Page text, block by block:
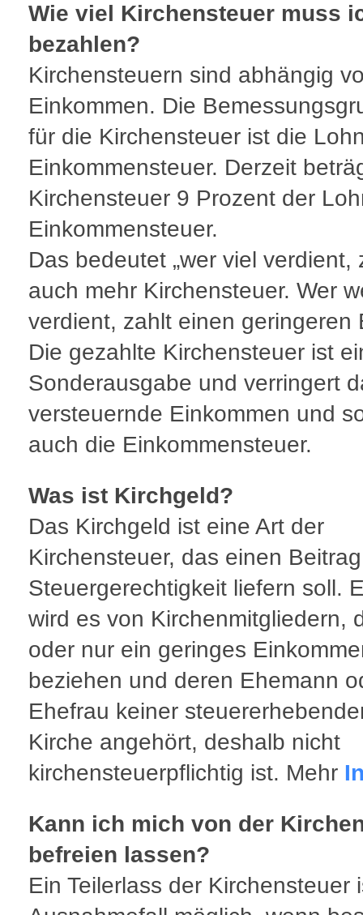
Wie viel Kirchensteuer muss
bezahlen?
Kirchensteuern sind abhängig
Einkommen. Die
für die Kirchensteuer ist die
Einkommensteuer. Derzeit
Kirchensteuer 9 Prozent der
Einkommensteuer.
Das bedeutet „wer viel verdient,
auch mehr Kirchensteuer. Wer
verdient, zahlt einen geringeren
Die gezahlte Kirchensteuer ist
Sonderausgabe und verringert
versteuernde Einkommen und
auch die Einkommensteuer.
Was ist Kirchgeld?
Das Kirchgeld ist eine Art der
Kirchensteuer, das einen
Steuergerechtigkeit liefern soll.
wird es von Kirchenmitgliedern,
oder nur ein geringes
beziehen und deren Ehemann
Ehefrau keiner
Kirche angehört, deshalb nicht
kirchensteuerpflichtig ist. Mehr
Kann ich mich von der
befreien lassen?
Ein Teilerlass der Kirchensteuer